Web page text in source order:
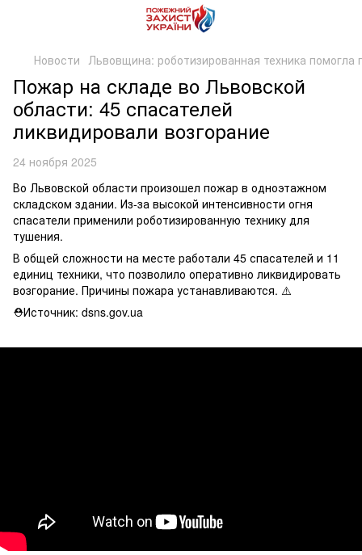
Новости Львовщина: роботизированная техника
Пожар на складе во Львовской
области: 45 спасателей
ликвидировали возгорание
24 ноября 2025
Во Львовской области произошел пожар в одноэтажном
складском здании. Из-за высокой интенсивности огня
спасатели применили роботизированную технику для
тушения.
В общей сложности на месте работали 45 спасателей и 11
единиц техники, что позволило оперативно ликвидировать
возгорание. Причины пожара устанавливаются. ⚠️
⛑Источник: dsns.gov.ua